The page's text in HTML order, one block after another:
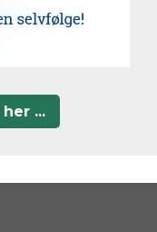
...